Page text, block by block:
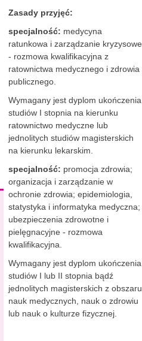
Zasady przyjęć:
specjalność: medycyna
ratunkowa i zarządzanie kryzysowe
- rozmowa kwalifikacyjna z
ratownictwa medycznego i zdrowia
publicznego.
Wymagany jest dyplom ukończenia
studiów I stopnia na kierunku
ratownictwo medyczne lub
jednolitych studiów magisterskich
na kierunku lekarskim.
specjalność: promocja zdrowia;
organizacja i zarządzanie w
ochronie zdrowia; epidemiologia,
statystyka i informatyka medyczna;
ubezpieczenia zdrowotne i
pielęgnacyjne - rozmowa
kwalifikacyjna.
Wymagany jest dyplom ukończenia
studiów I lub II stopnia bądź
jednolitych magisterskich z obszaru
nauk medycznych, nauk o zdrowiu
lub nauk o kulturze fizycznej.